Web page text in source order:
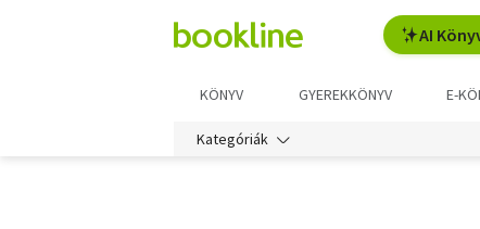
AI
KÖNYV GYEREKKÖNYV E-
Kategóriák